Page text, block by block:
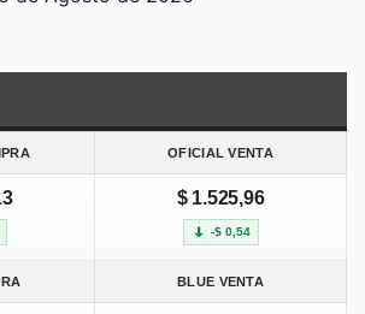
OFICIAL VENTA
$ 1.525,96
-$ 0,54
BLUE VENTA